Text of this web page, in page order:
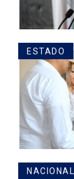
ESTADO
NACIONAL